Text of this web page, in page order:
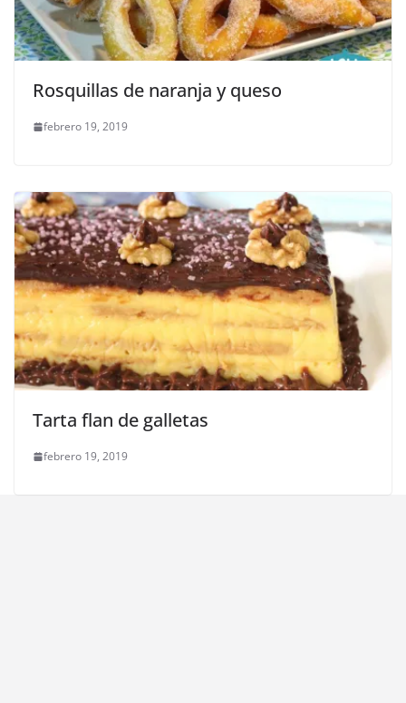
Rosquillas de naranja y queso
febrero 19, 2019
Tarta flan de galletas
febrero 19, 2019